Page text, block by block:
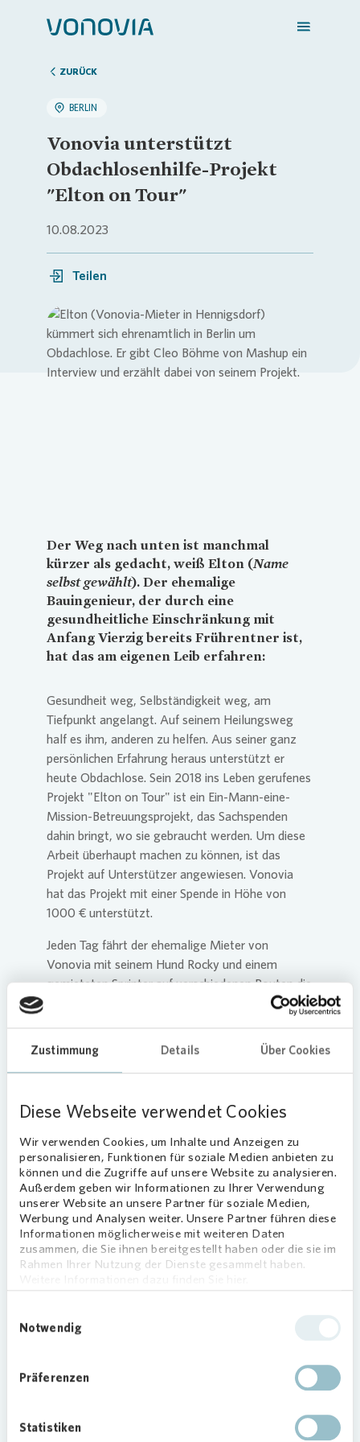
Zustimmung Details Über Cookies
Diese Webseite verwendet Cookies
Wir verwenden Cookies, um Inhalte und Anzeigen zu
personalisieren, Funktionen für soziale Medien anbieten zu
können und die Zugriffe auf unsere Website zu analysieren.
Außerdem geben wir Informationen zu Ihrer Verwendung
unserer Website an unsere Partner für soziale Medien,
Werbung und Analysen weiter. Unsere Partner führen diese
Informationen möglicherweise mit weiteren Daten
zusammen, die Sie ihnen bereitgestellt haben oder die sie im
Rahmen Ihrer Nutzung der Dienste gesammelt haben.
Notwendig
Präferenzen
Statistiken
Zuhause finden
Mein Zuhause
Meine Stadt
Login
ZURÜCK
BERLIN
Vonovia unterstützt
Obdachlosenhilfe-Projekt
"Elton on Tour"
10.08.2023
Teilen
Loading...
Der Weg nach unten ist manchmal
kürzer als gedacht, weiß Elton (Name
selbst gewählt). Der ehemalige
Bauingenieur, der durch eine
gesundheitliche Einschränkung mit
Anfang Vierzig bereits Frührentner ist,
hat das am eigenen Leib erfahren:
Gesundheit weg, Selbständigkeit weg, am
Tiefpunkt angelangt. Auf seinem Heilungsweg
half es ihm, anderen zu helfen. Aus seiner ganz
persönlichen Erfahrung heraus unterstützt er
heute Obdachlose. Sein 2018 ins Leben gerufenes
Projekt "Elton on Tour" ist ein Ein-Mann-eine-
Mission-Betreuungsprojekt, das Sachspenden
dahin bringt, wo sie gebraucht werden. Um diese
Arbeit überhaupt machen zu können, ist das
Projekt auf Unterstützer angewiesen. Vonovia
hat das Projekt mit einer Spende in Höhe von
1000 € unterstützt.
Jeden Tag fährt der ehemalige Mieter von
Vonovia mit seinem Hund Rocky und einem
gemieteten Sprinter auf verschiedenen Routen die
Plätze ab, an denen seine insgesamt etwa 40
Oberhavel (Hennigsdorf, Velten, Oranienburg,
Oberkrämer) und auf vielen Straßen und Plätzen
offenes Ohr für Sorgen und Nöte, nimmt
sich Zeit für lange Gespräche, fragt nach, was
gebraucht wird. “Für Lebensmittel und Kleidung
sind viele Vereine zuständig", sagt er, "aber
Schlafsäcke, Campingkocher, Zahnbürsten und
Socken sind eben auch wichtig." Diese verteilt er
meistens.
Facebookseite seines Projekts täglich Fotos
er gerade unterwegs ist. Wer ihm folgen und
tun.
Nicht nur Sachspenden helfen, sondern zum